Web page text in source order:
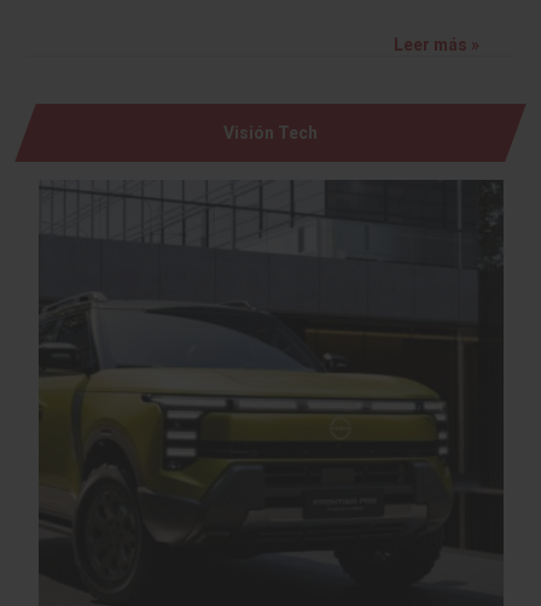
Leer más »
Visión Tech